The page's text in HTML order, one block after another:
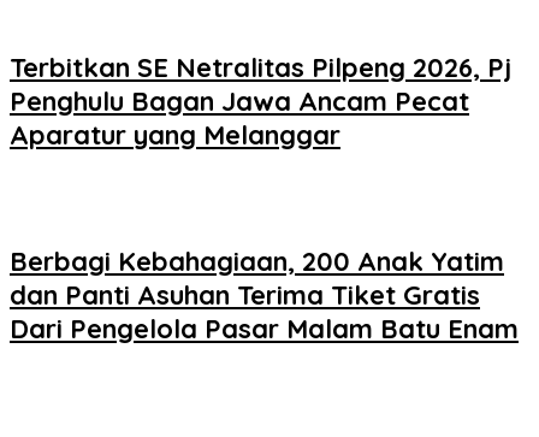
Terbitkan SE Netralitas Pilpeng 2026, Pj
Penghulu Bagan Jawa Ancam Pecat
Aparatur yang Melanggar
Berbagi Kebahagiaan, 200 Anak Yatim
dan Panti Asuhan Terima Tiket Gratis
Dari Pengelola Pasar Malam Batu Enam